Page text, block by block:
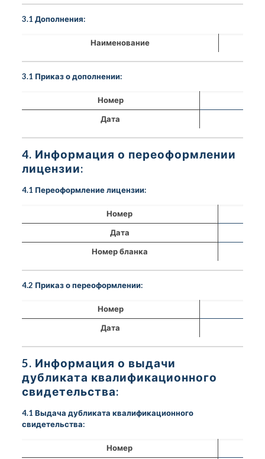
3.1 Дополнения:
Наименование
3.1 Приказ о дополнении:
Номер
Дата
4. Информация о переоформлении
лицензии:
4.1 Переоформление лицензии:
Номер
Дата
Номер бланка
4.2 Приказ о переоформлении:
Номер
Дата
5. Информация о выдачи
дубликата квалификационного
свидетельства:
4.1 Выдача дубликата квалификационного
свидетельства:
Номер